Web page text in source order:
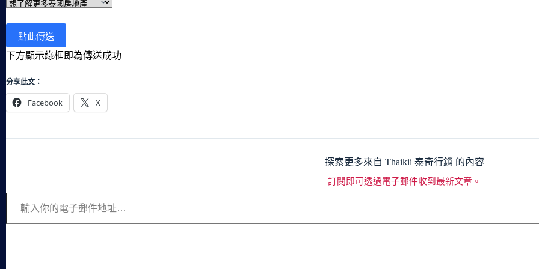
下方顯示綠框即為傳送成功
分享此文：
Facebook X
探索更多來自 Thaikii 泰奇行銷 的內容
訂閱即可透過電子郵件收到最新文章。
輸入你的電子郵件地址…